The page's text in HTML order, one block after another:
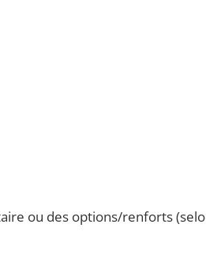
ou des options/renforts